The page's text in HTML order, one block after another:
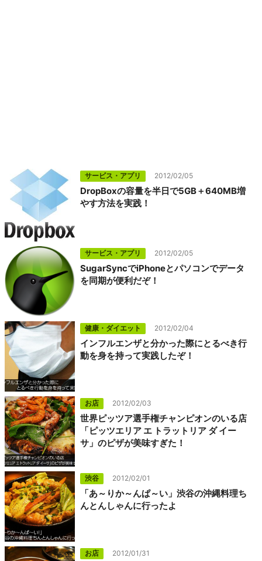
サービス・アプリ 2012/02/05
DropBoxの容量を半日で5GB＋640MB増
やす方法を実践！
サービス・アプリ 2012/02/05
SugarSyncでiPhoneとパソコンでデータ
を同期が便利だぞ！
健康・ダイエット 2012/02/04
インフルエンザと分かった際にとるべき行
動を身を持って実践したぞ！
お店 2012/02/03
世界ピッツア選手権チャンピオンのいる店
「ピッツエリア エ トラットリア ダ イー
サ」のピザが美味すぎた！
渋谷 2012/02/01
「あ～りか～んぱ～い」渋谷の沖縄料理ち
んとんしゃんに行ったよ
お店 2012/01/31